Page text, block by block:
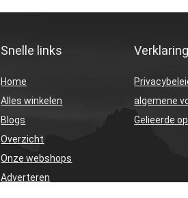
Snelle links
Home
Alles winkelen
Blogs
Overzicht
Onze webshops
Adverteren
algemene
Gelieerde